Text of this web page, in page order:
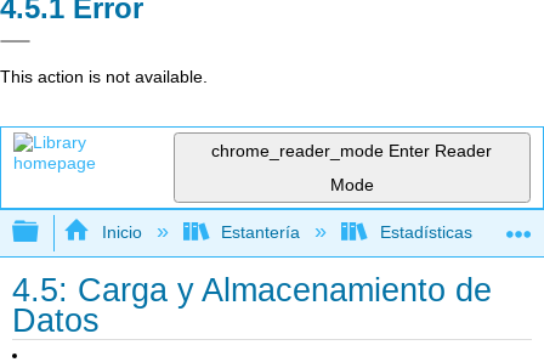
Error
This action is not available.
chrome_reader_mode Enter Reader
Mode
Expandir/contraer jerarquía global
Inicio Estantería Estadísticas
4.5: Carga y Almacenamiento de
Datos